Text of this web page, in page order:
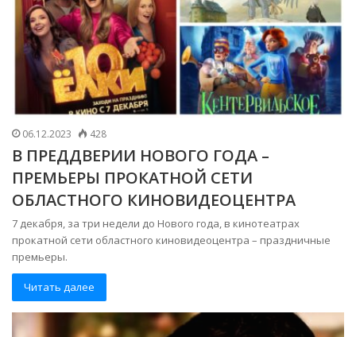
06.12.2023 428
В ПРЕДДВЕРИИ НОВОГО ГОДА –
ПРЕМЬЕРЫ ПРОКАТНОЙ СЕТИ
ОБЛАСТНОГО КИНОВИДЕОЦЕНТРА
7 декабря, за три недели до Нового года, в кинотеатрах
прокатной сети областного киновидеоцентра – праздничные
премьеры.
Читать далее